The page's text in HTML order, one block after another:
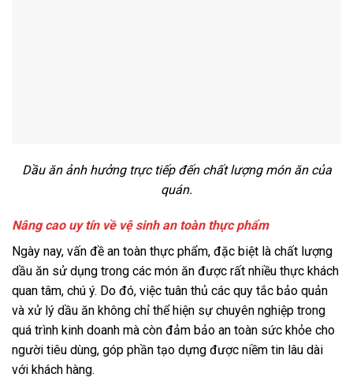
Dầu ăn ảnh hưởng trực tiếp đến chất lượng món ăn của
quán.
Nâng cao uy tín về vệ sinh an toàn thực phẩm
Ngày nay, vấn đề an toàn thực phẩm, đặc biệt là chất lượng
dầu ăn sử dụng trong các món ăn được rất nhiều thực khách
quan tâm, chú ý. Do đó, việc tuân thủ các quy tắc bảo quản
và xử lý dầu ăn không chỉ thể hiện sự chuyên nghiệp trong
quá trình kinh doanh mà còn đảm bảo an toàn sức khỏe cho
người tiêu dùng, góp phần tạo dựng được niềm tin lâu dài
với khách hàng.